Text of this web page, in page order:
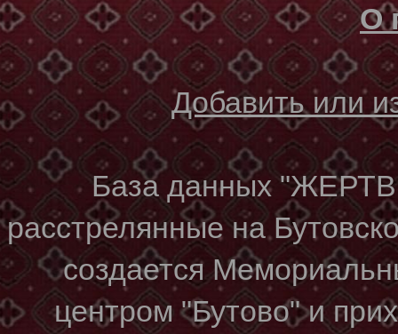
О
Добавить или
База данных
расстрелянные на
создается
центром "Бутово" и